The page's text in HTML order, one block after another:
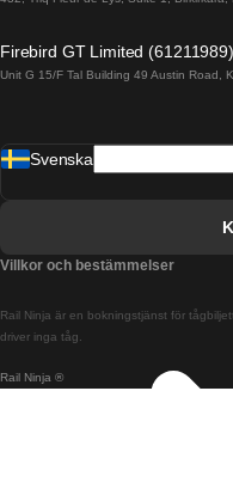
Tåg från
Tåg från
Firebird GT Limited (61211989)
Unit G 15/F Tal Building 49 Austin Road,
Rail Ninja ®
Rail Ninja är en bokningstjänst för
driver inga tåg.
Svenska
Villkor och bestämmelser